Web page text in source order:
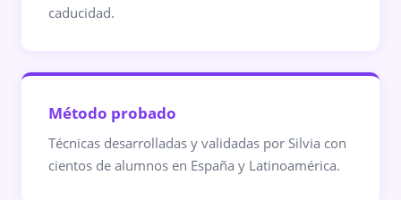
caducidad.
Método probado
Técnicas desarrolladas y validadas por Silvia con
cientos de alumnos en España y Latinoamérica.